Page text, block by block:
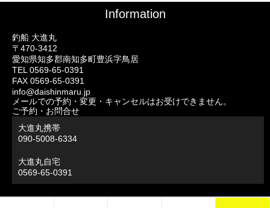
Information
釣船 大進丸
〒470-3412
愛知県知多郡南知多町豊浜字鳥居
TEL 0569-65-0391
FAX 0569-65-0391
info@daishinmaru.jp
メールでの予約・変更・キャンセルはお受けできません。
ご予約・お問合せ
大進丸携帯
090-5008-6334
大進丸自宅
0569-65-0391